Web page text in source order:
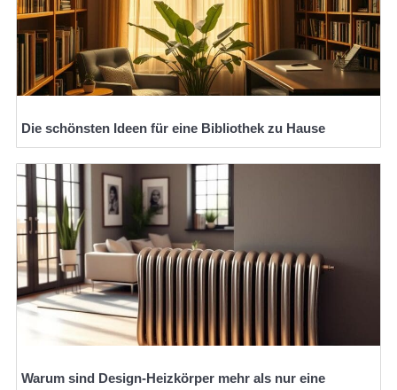
Die schönsten Ideen für eine Bibliothek zu Hause
Warum sind Design-Heizkörper mehr als nur eine